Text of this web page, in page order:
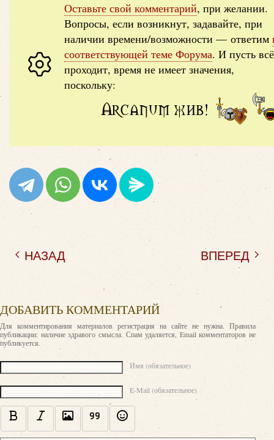
Оставьте свой комментарий, при желании.
Вопросы, если возникнут, задавайте, при
наличии времени/возможности — ответим
соответствующей теме Форума. И пусть всё
проходит, время не имеет значения,
поскольку:
Arcanum жив!
НАЗАД ВПЕРЕД
ДОБАВИТЬ КОММЕНТАРИЙ
Для комментирования материалов регистрация на сайте не нужна. Правила
публикации: наличие здравого смысла. Спам удаляется, Email комментаторов не
публикуется.
Имя (обязательное)
E-Mail (обязательное)
Текст комментария